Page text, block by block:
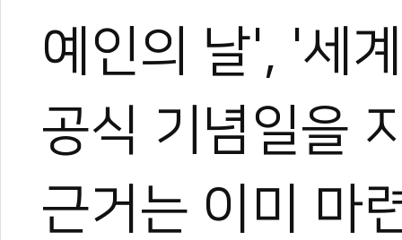
예인의 날', '세
공식 기념일을
근거는 이미 마